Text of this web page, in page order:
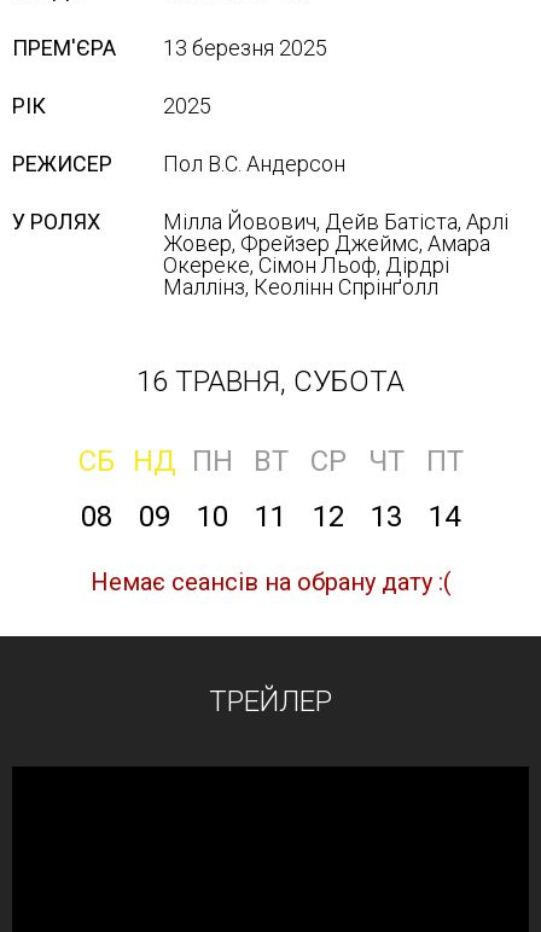
ПРЕМ'ЄРА 13 березня 2025
РІК 2025
РЕЖИСЕР Пол В.С. Андерсон
У РОЛЯХ
Мілла Йовович, Дейв Батіста, Арлі
Жовер, Фрейзер Джеймс, Амара
Окереке, Сімон Льоф, Дірдрі
Маллінз, Кеолінн Спрінґолл
16 ТРАВНЯ, СУБОТА
СБ НД ПН ВТ СР ЧТ
ПТ
08
09 10 11 12 13 14
Немає сеансів на обрану дату :(
ТРЕЙЛЕР